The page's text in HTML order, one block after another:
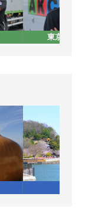
東京 営業